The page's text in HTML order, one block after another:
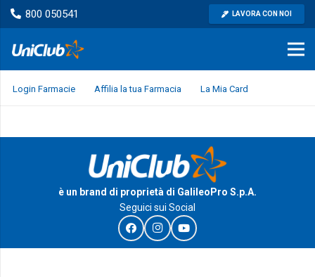
800 050541 LAVORA CON NOI
Login Farmacie Affilia la tua Farmacia La Mia Card
è un brand di proprietà di GalileoPro S.p.A.
Seguici sui Social